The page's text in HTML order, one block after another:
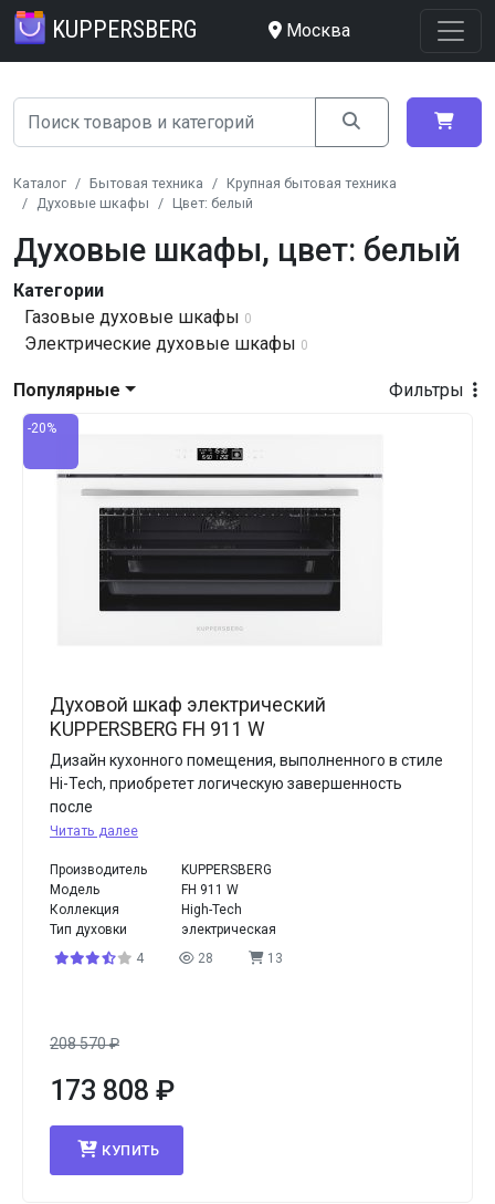
KUPPERSBERG Москва
Каталог Бытовая техника
Крупная бытовая техника
Духовые шкафы
Цвет: белый
Духовые шкафы, цвет: белый
Категории
Газовые духовые шкафы 0
Электрические духовые шкафы 0
Фильтры
Популярные
-20%
Духовой шкаф электрический
KUPPERSBERG FH 911 W
Дизайн кухонного помещения, выполненного в стиле
Hi-Tech, приобретет логическую завершенность
после
Читать далее
Производитель
KUPPERSBERG
Модель
FH 911 W
Коллекция
High-Tech
Тип духовки
электрическая
4
28 13
208 570₽
173 808 ₽
КУПИТЬ